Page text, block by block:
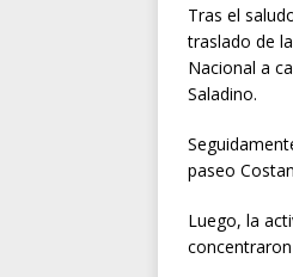
Tras el
traslado de
Nacional a
Saladino.
paseo
Luego, la